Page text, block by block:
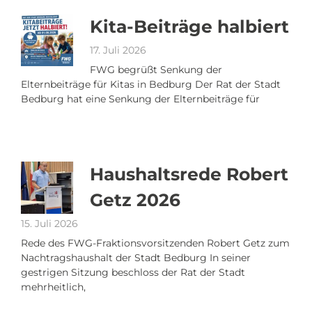
Kita-Beiträge halbiert
17. Juli 2026
FWG begrüßt Senkung der
Elternbeiträge für Kitas in Bedburg Der Rat der Stadt
Bedburg hat eine Senkung der Elternbeiträge für
Haushaltsrede Robert
Getz 2026
15. Juli 2026
Rede des FWG-Fraktionsvorsitzenden Robert Getz zum
Nachtragshaushalt der Stadt Bedburg In seiner
gestrigen Sitzung beschloss der Rat der Stadt
mehrheitlich,